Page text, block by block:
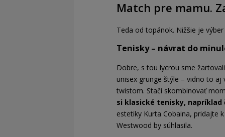
Match pre mamu.
Teda od topánok. Nižšie je
Tenisky – návrat do
Dobre, s tou lycrou sme
unisex grunge štýle – vidno to aj
twistom. Stačí skombinovať
si klasické tenisky, napríklad
estetiky Kurta Cobaina, pridajte
Westwood by súhlasila.